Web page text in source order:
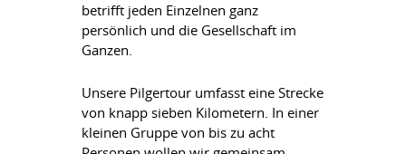
betrifft jeden Einzelnen ganz
persönlich und die Gesellschaft im
Ganzen.
Unsere Pilgertour umfasst eine Strecke
von knapp sieben Kilometern. In einer
kleinen Gruppe von bis zu acht